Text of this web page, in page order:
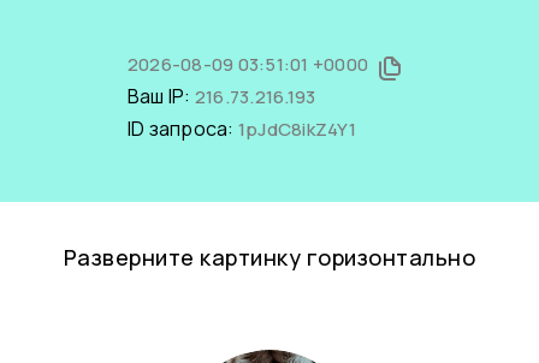
2026-08-09 03:51:01 +0000
Ваш IP: 216.73.216.193
ID запроса: 1pJdC8ikZ4Y1
Разверните картинку горизонтально